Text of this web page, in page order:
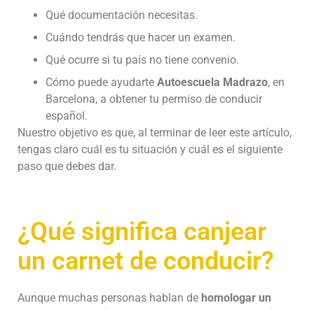
Qué documentación necesitas.
Cuándo tendrás que hacer un examen.
Qué ocurre si tu país no tiene convenio.
Cómo puede ayudarte Autoescuela Madrazo, en
Barcelona, a obtener tu permiso de conducir
español.
Nuestro objetivo es que, al terminar de leer este artículo,
tengas claro cuál es tu situación y cuál es el siguiente
paso que debes dar.
¿Qué significa canjear
un carnet de conducir?
Aunque muchas personas hablan de homologar un